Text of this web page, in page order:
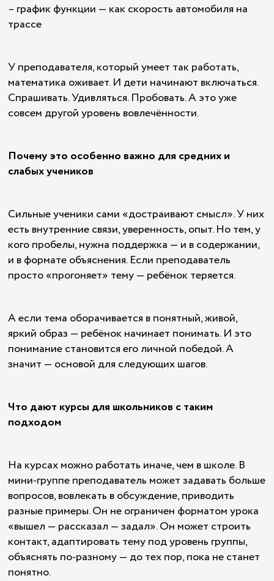
– график функции — как скорость автомобиля на
трассе
У преподавателя, который умеет так работать,
математика оживает. И дети начинают включаться.
Спрашивать. Удивляться. Пробовать. А это уже
совсем другой уровень вовлечённости.
Почему это особенно важно для средних и
слабых учеников
Сильные ученики сами «достраивают смысл». У них
есть внутренние связи, уверенность, опыт. Но тем, у
кого пробелы, нужна поддержка — и в содержании,
и в формате объяснения. Если преподаватель
просто «прогоняет» тему — ребёнок теряется.
А если тема оборачивается в понятный, живой,
яркий образ — ребёнок начинает понимать. И это
понимание становится его личной победой. А
значит — основой для следующих шагов.
Что дают курсы для школьников с таким
подходом
На курсах можно работать иначе, чем в школе. В
мини-группе преподаватель может задавать больше
вопросов, вовлекать в обсуждение, приводить
разные примеры. Он не ограничен форматом урока
«вышел — рассказал — задал». Он может строить
контакт, адаптировать тему под уровень группы,
объяснять по-разному — до тех пор, пока не станет
понятно.